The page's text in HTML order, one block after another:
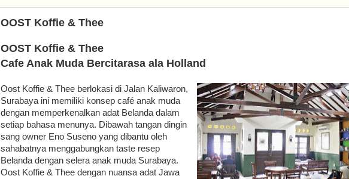
OOST Koffie & Thee
OOST Koffie & Thee
Cafe Anak Muda Bercitarasa ala Holland
Oost Koffie & Thee berlokasi di Jalan Kaliwaron,
Surabaya ini memiliki konsep café anak muda
dengan memperkenalkan adat Belanda dalam
setiap bahasa menunya. Dibawah tangan di­ngin
sang owner Eno Suseno yang dibantu oleh
sahabatnya menggabungkan taste resep
Belanda dengan selera anak muda Surabaya.
Oost Koffie & Thee dengan nuansa adat Jawa